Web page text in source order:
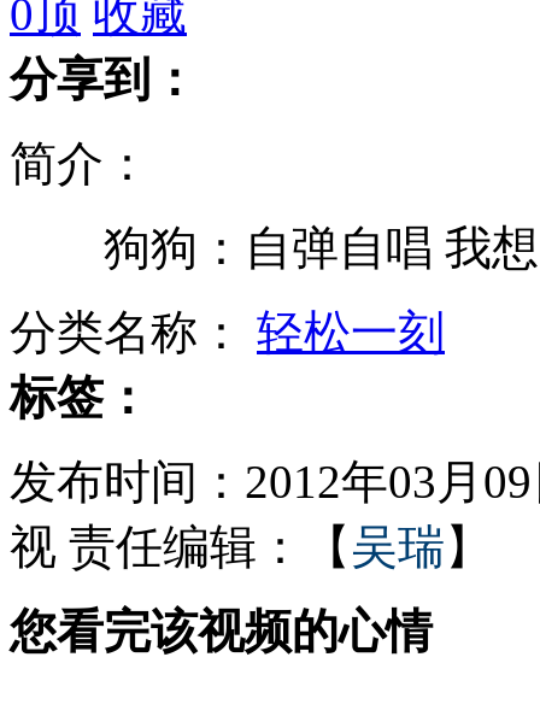
王子哈里访南美 巴西少女想当王妃
贵州特大拐卖儿童案件告破
17名政协委员呼吁春晚初一举办
平板电脑成儿童"新宠" 也成"杀手"
0顶 收藏
分享到：
简介：
狗狗：自弹自唱 我想
分类名称： 轻松一刻
标签：
发布时间：2012年03月
视 责任编辑：【 吴瑞】
您看完该视频的心情